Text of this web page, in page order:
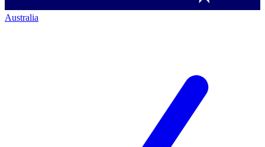
Australia